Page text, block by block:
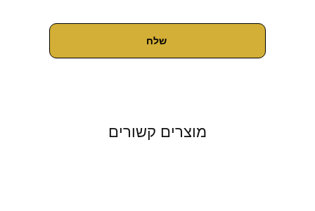
מוצרים קשורים